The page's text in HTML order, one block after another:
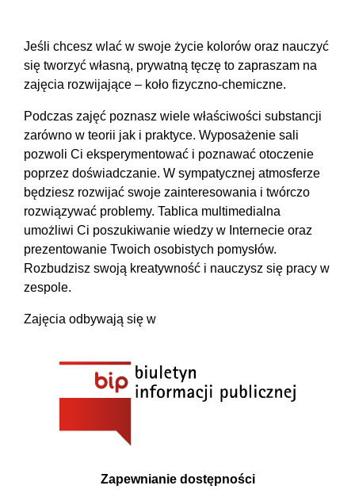
Jeśli chcesz wlać w swoje życie kolorów oraz nauczyć
się tworzyć własną, prywatną tęczę to zapraszam na
zajęcia rozwijające – koło fizyczno-chemiczne.
Podczas zajęć poznasz wiele właściwości substancji
zarówno w teorii jak i praktyce. Wyposażenie sali
pozwoli Ci eksperymentować i poznawać otoczenie
poprzez doświadczanie. W sympatycznej atmosferze
będziesz rozwijać swoje zainteresowania i twórczo
rozwiązywać problemy. Tablica multimedialna
umożliwi Ci poszukiwanie wiedzy w Internecie oraz
prezentowanie Twoich osobistych pomysłów.
Rozbudzisz swoją kreatywność i nauczysz się pracy w
zespole.
Zajęcia odbywają się w
Zapewnianie dostępności